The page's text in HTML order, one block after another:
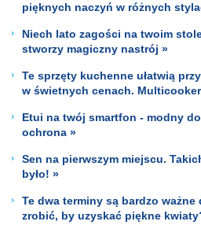
pięknych naczyń w różnych
Niech lato zagości na twoim
stworzy magiczny nastrój »
Te sprzęty kuchenne ułatwią
w świetnych cenach.
Etui na twój smartfon - modny
ochrona »
Sen na pierwszym miejscu.
było! »
Te dwa terminy są bardzo
zrobić, by uzyskać piękne